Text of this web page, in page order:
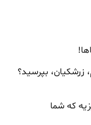
زرشکیان، بپرسید؟
که شما